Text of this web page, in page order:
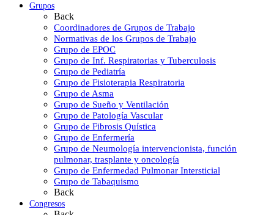
Grupos
Back
Coordinadores de Grupos de Trabajo
Normativas de los Grupos de Trabajo
Grupo de EPOC
Grupo de Inf. Respiratorias y Tuberculosis
Grupo de Pediatría
Grupo de Fisioterapia Respiratoria
Grupo de Asma
Grupo de Sueño y Ventilación
Grupo de Patología Vascular
Grupo de Fibrosis Quística
Grupo de Enfermería
Grupo de Neumología intervencionista, función
pulmonar, trasplante y oncología
Grupo de Enfermedad Pulmonar Intersticial
Grupo de Tabaquismo
Back
Congresos